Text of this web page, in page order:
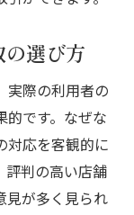
選び方
実際の利用者の
的です。なぜな
対応を客観的に
評判の高い店舗
見が多く見られ